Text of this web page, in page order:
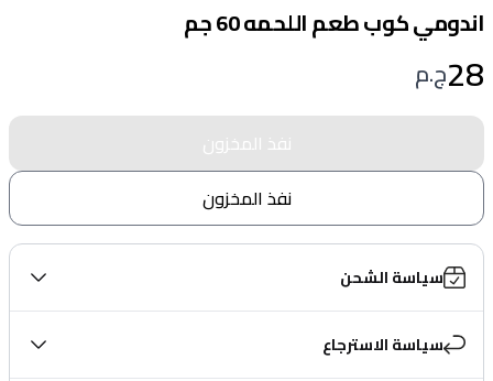
اندومي كوب طعم اللحمه 60 جم
28ج.م
نفذ المخزون
نفذ المخزون
سياسة الشحن
سياسة الاسترجاع